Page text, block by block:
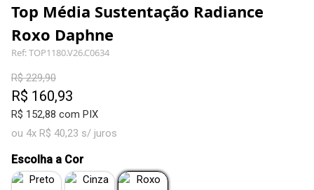
Top Média Sustentação Radiance
Roxo Daphne
Ref: TOP1180.V26.C0634
R$ 229,90
R$ 160,93
R$ 152,88 com PIX
ou 4x R$ 40,23 s/ juros
Escolha a Cor